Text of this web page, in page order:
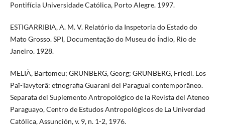
Pontifícia Universidade Católica, Porto Alegre. 1997.
ESTIGARRIBIA, A. M. V. Relatório da Inspetoria do Estado do
Mato Grosso. SPI, Documentação do Museu do Índio, Rio de
Janeiro. 1928.
MELIÀ, Bartomeu; GRUNBERG, Georg; GRÜNBERG, Friedl. Los
Paî-Tavyterã: etnografia Guarani del Paraguai contemporâneo.
Separata del Suplemento Antropológico de la Revista del Ateneo
Paraguayo, Centro de Estudos Antropológicos de La Univerdad
Católica, Assunción, v. 9, n. 1-2, 1976.